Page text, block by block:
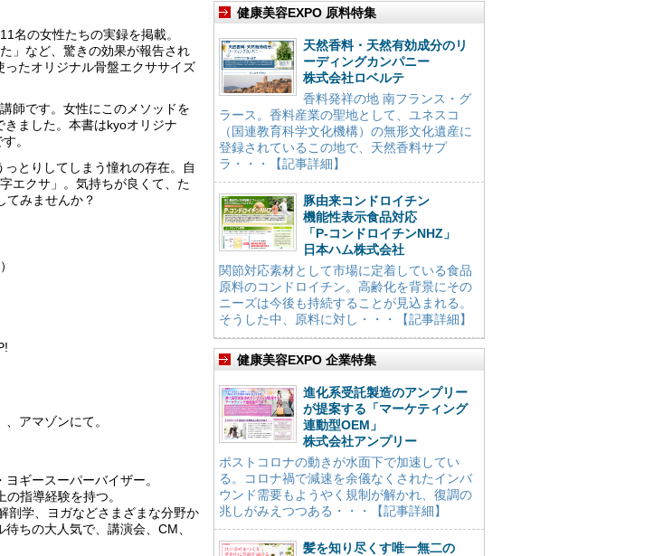
名の女性たちの実録を掲載。
」など、驚きの効果が報告され
たオリジナル骨盤エクササイズ
師です。女性にこのメソッドを
ました。本書はkyoオリジナ
。
とりしてしまう憧れの存在。自
エクサ」。気持ちが良くて、た
みませんか？
アマゾンにて。
ギースーパーバイザー。
指導経験を持つ。
剖学、ヨガなどさまざまな分野か
ちの大人気で、講演会、CM、
健康美容EXPO 原料特集
天然香料・天然有効成分のリ
ーディングカンパニー
株式会社ロベルテ
香料発祥の地 南フランス・グ
ラース。香料産業の聖地として、ユネスコ
（国連教育科学文化機構）の無形文化遺産に
登録されているこの地で、天然香料サプ
ラ・・・【記事詳細】
豚由来コンドロイチン
機能性表示食品対応
「P-コンドロイチンNHZ」
日本ハム株式会社
関節対応素材として市場に定着している食品
原料のコンドロイチン。高齢化を背景にその
ニーズは今後も持続することが見込まれる。
そうした中、原料に対し・・・【記事詳細】
健康美容EXPO 企業特集
進化系受託製造のアンプリー
が提案する「マーケティング
連動型OEM」
株式会社アンプリー
ポストコロナの動きが水面下で加速してい
る。コロナ禍で減速を余儀なくされたインバ
ウンド需要もようやく規制が解かれ、復調の
兆しがみえつつある・・・【記事詳細】
髪を知り尽くす唯一無二の